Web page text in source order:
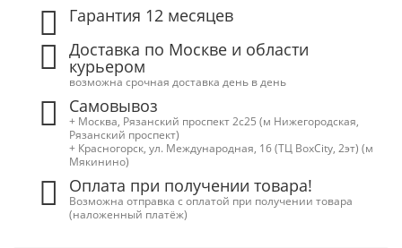
Гарантия 12 месяцев
Доставка по Москве и области
курьером
возможна срочная доставка день в день
Самовывоз
+ Москва, Рязанский проспект 2с25 (м Нижегородская,
Рязанский проспект)
+ Красногорск, ул. Международная, 16 (ТЦ BoxСity, 2эт) (м
Мякинино)
Оплата при получении товара!
Возможна отправка с оплатой при получении товара
(наложенный платёж)